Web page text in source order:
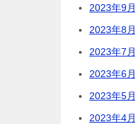
2023年9月
2023年8月
2023年7月
2023年6月
2023年5月
2023年4月